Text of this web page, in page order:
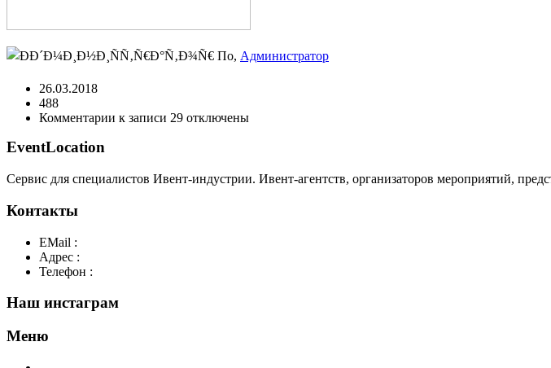
По, Администратор
26.03.2018
488
Комментарии к записи 29 отключены
EventLocation
Сервис для специалистов Ивент-индустрии. Ивент-агентств, организаторов мероприятий,
Контакты
EMail :
Адрес :
Телефон :
Наш инстаграм
Меню